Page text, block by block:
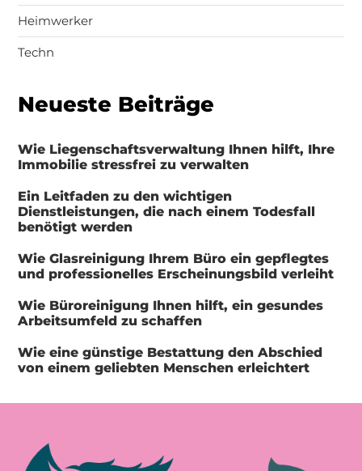
Heimwerker
Techn
Neueste Beiträge
Wie Liegenschaftsverwaltung Ihnen hilft, Ihre
Immobilie stressfrei zu verwalten
Ein Leitfaden zu den wichtigen
Dienstleistungen, die nach einem Todesfall
benötigt werden
Wie Glasreinigung Ihrem Büro ein gepflegtes
und professionelles Erscheinungsbild verleiht
Wie Büroreinigung Ihnen hilft, ein gesundes
Arbeitsumfeld zu schaffen
Wie eine günstige Bestattung den Abschied
von einem geliebten Menschen erleichtert